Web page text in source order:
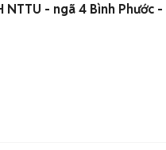
+ 1pk - NGAY ĐH NTTU - ngã 4 Bình